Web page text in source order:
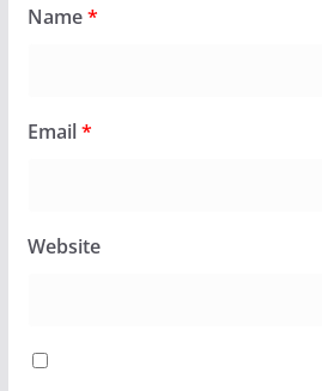
Name*
Email*
Website